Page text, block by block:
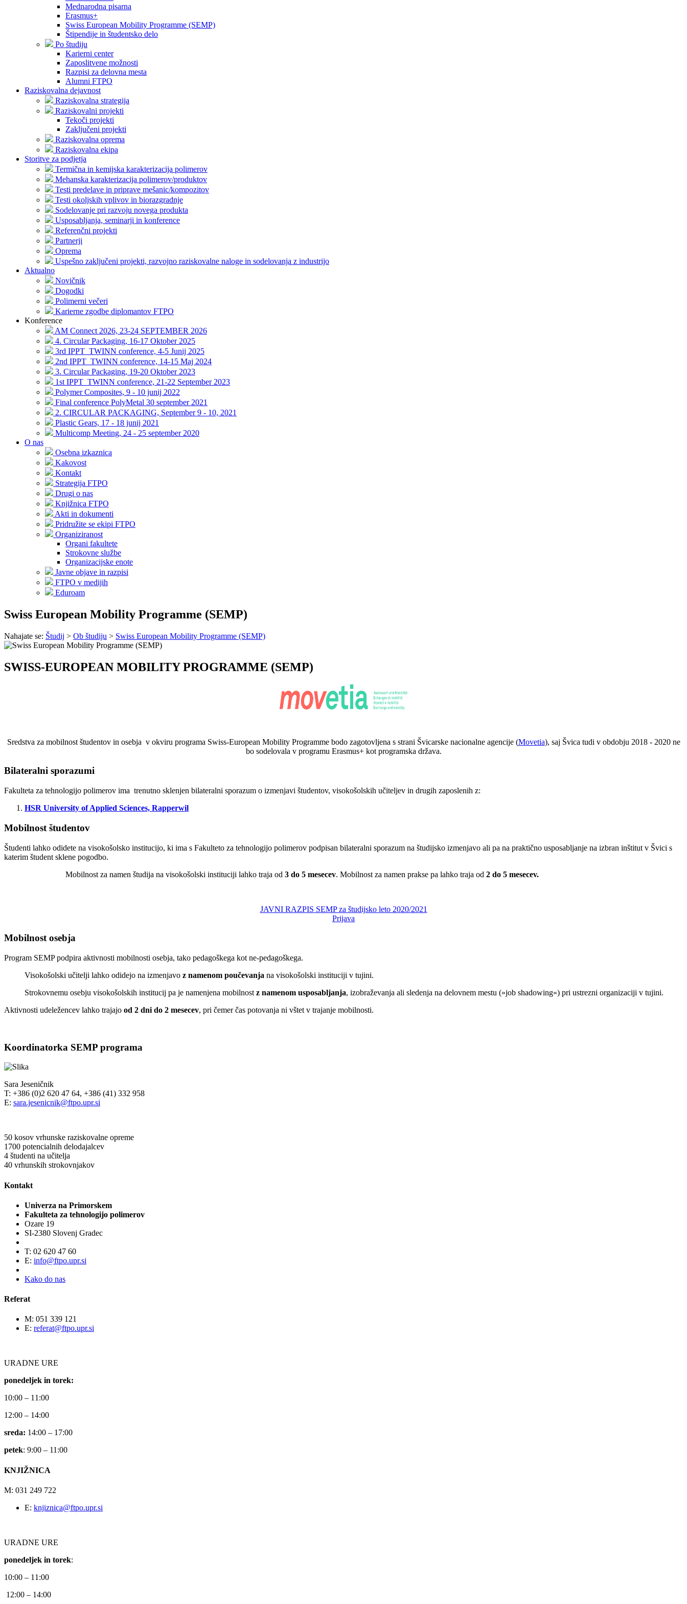
Mednarodna pisarna
Erasmus+
Swiss European Mobility Programme (SEMP)
Štipendije in študentsko delo
Po študiju
Karierni center
Zaposlitvene možnosti
Razpisi za delovna mesta
Alumni FTPO
Raziskovalna dejavnost
Raziskovalna strategija
Raziskovalni projekti
Tekoči projekti
Zaključeni projekti
Raziskovalna oprema
Raziskovalna ekipa
Storitve za podjetja
Termična in kemijska karakterizacija polimerov
Mehanska karakterizacija polimerov/produktov
Testi predelave in priprave mešanic/kompozitov
Testi okoljskih vplivov in biorazgradnje
Sodelovanje pri razvoju novega produkta
Usposabljanja, seminarji in konference
Referenčni projekti
Partnerji
Oprema
Uspešno zaključeni projekti, razvojno raziskovalne naloge in sodelovanja z industrijo
Aktualno
Novičnik
Dogodki
Polimerni večeri
Karierne zgodbe diplomantov FTPO
Konference
AM Connect 2026, 23-24 SEPTEMBER 2026
4. Circular Packaging, 16-17 Oktober 2025
3rd IPPT_TWINN conference, 4-5 Junij 2025
2nd IPPT_TWINN conference, 14-15 Maj 2024
3. Circular Packaging, 19-20 Oktober 2023
1st IPPT_TWINN conference, 21-22 September 2023
Polymer Composites, 9 - 10 junij 2022
Final conference PolyMetal 30 september 2021
2. CIRCULAR PACKAGING, September 9 - 10, 2021
Plastic Gears, 17 - 18 junij 2021
Multicomp Meeting, 24 - 25 september 2020
O nas
Osebna izkaznica
Kakovost
Kontakt
Strategija FTPO
Drugi o nas
Knjižnica FTPO
Akti in dokumenti
Pridružite se ekipi FTPO
Organiziranost
Organi fakultete
Strokovne službe
Organizacijske enote
Javne objave in razpisi
FTPO v medijih
Eduroam
Swiss European Mobility Programme (SEMP)
Nahajate se: Študij > Ob študiju > Swiss European Mobility Programme (SEMP)
SWISS-EUROPEAN MOBILITY PROGRAMME (SEMP)
Sredstva za mobilnost študentov in osebja v okviru programa Swiss-European Mobility Programme bodo zagotovljena s strani Švicarske nacionalne agencije (Movetia), saj Švica tudi v obdobju 2018 - 2020 ne
bo sodelovala v programu Erasmus+ kot programska država.
Bilateralni sporazumi
Fakulteta za tehnologijo polimerov ima trenutno sklenjen bilateralni sporazum o izmenjavi študentov, visokošolskih učiteljev in drugih zaposlenih z:
HSR University of Applied Sciences, Rapperwil
Mobilnost študentov
Študenti lahko odidete na visokošolsko institucijo, ki ima s Fakulteto za tehnologijo polimerov podpisan bilateralni sporazum na študijsko izmenjavo ali pa na praktično usposabljanje na izbran inštitut v Švici s
katerim študent sklene pogodbo.
Mobilnost za namen študija na visokošolski instituciji lahko traja od 3 do 5 mesecev. Mobilnost za namen prakse pa lahko traja od 2 do 5 mesecev.
JAVNI RAZPIS SEMP za študijsko leto 2020/2021
Prijava
Mobilnost osebja
Program SEMP podpira aktivnosti mobilnosti osebja, tako pedagoškega kot ne-pedagoškega.
Visokošolski učitelji lahko odidejo na izmenjavo z namenom poučevanja na visokošolski instituciji v tujini.
Strokovnemu osebju visokošolskih institucij pa je namenjena mobilnost z namenom usposabljanja, izobraževanja ali sledenja na delovnem mestu (»job shadowing«) pri ustrezni organizaciji v tujini.
Aktivnosti udeležencev lahko trajajo od 2 dni do 2 mesecev, pri čemer čas potovanja ni vštet v trajanje mobilnosti.
Koordinatorka SEMP programa
Sara Jeseničnik
T: +386 (0)2 620 47 64, +386 (41) 332 958
E: sara.jesenicnik@ftpo.upr.si
50 kosov vrhunske raziskovalne opreme
1700 potencialnih delodajalcev
4 študenti na učitelja
40 vrhunskih strokovnjakov
Kontakt
Univerza na Primorskem
Fakulteta za tehnologijo polimerov
Ozare 19
SI-2380 Slovenj Gradec
T: 02 620 47 60
E: info@ftpo.upr.si
Kako do nas
Referat
M: 051 339 121
E: referat@ftpo.upr.si
URADNE URE
ponedeljek in torek:
10:00 – 11:00
12:00 – 14:00
sreda: 14:00 – 17:00
petek: 9:00 – 11:00
KNJIŽNICA
M: 031 249 722
E: knjiznica@ftpo.upr.si
URADNE URE
ponedeljek in torek:
10:00 – 11:00
12:00 – 14:00